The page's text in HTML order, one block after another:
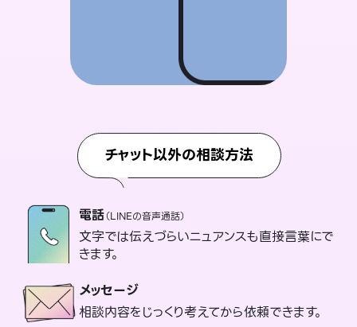
チャット以外の相談方法
電話（LINEの音声通話）
文字では伝えづらいニュアンスも直接言葉にで
きます。
メッセージ
相談内容をじっくり考えてから依頼できます。